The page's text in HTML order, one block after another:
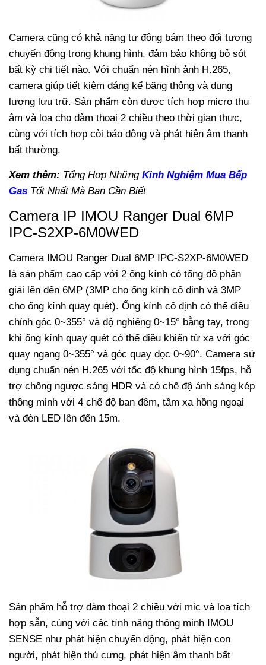
Camera cũng có khả năng tự động bám theo đối tượng
chuyển động trong khung hình, đảm bảo không bỏ sót
bất kỳ chi tiết nào. Với chuẩn nén hình ảnh H.265,
camera giúp tiết kiệm đáng kể băng thông và dung
lượng lưu trữ. Sản phẩm còn được tích hợp micro thu
âm và loa cho đàm thoại 2 chiều theo thời gian thực,
cùng với tích hợp còi báo động và phát hiện âm thanh
bất thường.
Xem thêm: Tổng Hợp Những Kinh Nghiệm Mua Bếp
Gas Tốt Nhất Mà Bạn Cần Biết
Camera IP IMOU Ranger Dual 6MP
IPC-S2XP-6M0WED
Camera IMOU Ranger Dual 6MP IPC-S2XP-6M0WED
là sản phẩm cao cấp với 2 ống kính có tổng độ phân
giải lên đến 6MP (3MP cho ống kính cố định và 3MP
cho ống kính quay quét). Ống kính cố định có thể điều
chỉnh góc 0~355° và độ nghiêng 0~15° bằng tay, trong
khi ống kính quay quét có thể điều khiển từ xa với góc
quay ngang 0~355° và góc quay dọc 0~90°. Camera sử
dụng chuẩn nén H.265 với tốc độ khung hình 15fps, hỗ
trợ chống ngược sáng HDR và có chế độ ánh sáng kép
thông minh với 4 chế độ ban đêm, tầm xa hồng ngoại
và đèn LED lên đến 15m.
Sản phẩm hỗ trợ đàm thoại 2 chiều với mic và loa tích
hợp sẵn, cùng với các tính năng thông minh IMOU
SENSE như phát hiện chuyển động, phát hiện con
người, phát hiện thú cưng, phát hiện âm thanh bất